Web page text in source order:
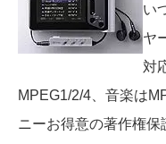
い
ヤ
対
MPEG1/2/4、音楽は
ニーお得意の著作権